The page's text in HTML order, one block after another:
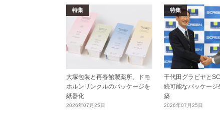
特集
大塚包装と再春館製薬所、ドモ
ホルンリンクルのパッケージを
紙器化
2026年07月25日
特集
千代田グラビヤと
続可能なパッケージ
築
2026年07月25日